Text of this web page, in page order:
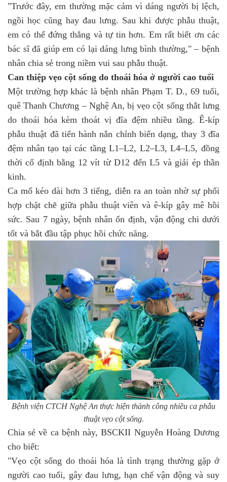
"Trước đây, em thường mặc cảm vì dáng người bị lệch,
ngồi học cũng hay đau lưng. Sau khi được phẫu thuật,
em có thể đứng thẳng và tự tin hơn. Em rất biết ơn các
bác sĩ đã giúp em có lại dáng lưng bình thường," – bệnh
nhân chia sẻ trong niềm vui sau phẫu thuật.
Can thiệp vẹo cột sống do thoái hóa ở người cao tuổi
Một trường hợp khác là bệnh nhân Phạm T. D., 69 tuổi,
quê Thanh Chương – Nghệ An, bị vẹo cột sống thắt lưng
do thoái hóa kèm thoát vị đĩa đệm nhiều tầng. Ê-kíp
phẫu thuật đã tiến hành nắn chỉnh biến dạng, thay 3 đĩa
đệm nhân tạo tại các tầng L1–L2, L2–L3, L4–L5, đồng
thời cố định bằng 12 vít từ D12 đến L5 và giải ép thần
kinh.
Ca mổ kéo dài hơn 3 tiếng, diễn ra an toàn nhờ sự phối
hợp chặt chẽ giữa phẫu thuật viên và ê-kíp gây mê hồi
sức. Sau 7 ngày, bệnh nhân ổn định, vận động chi dưới
tốt và bắt đầu tập phục hồi chức năng.
Bệnh viện CTCH Nghệ An thực hiện thành công nhiều ca phẫu
thuật vẹo cột sống.
Chia sẻ về ca bệnh này, BSCKII Nguyễn Hoàng Dương
cho biết:
"Vẹo cột sống do thoái hóa là tình trạng thường gặp ở
người cao tuổi, gây đau lưng, hạn chế vận động và suy